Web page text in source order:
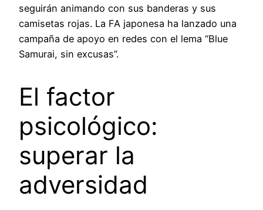
seguirán animando con sus banderas y sus
camisetas rojas. La FA japonesa ha lanzado una
campaña de apoyo en redes con el lema “Blue
Samurai, sin excusas”.
El factor
psicológico:
superar la
adversidad